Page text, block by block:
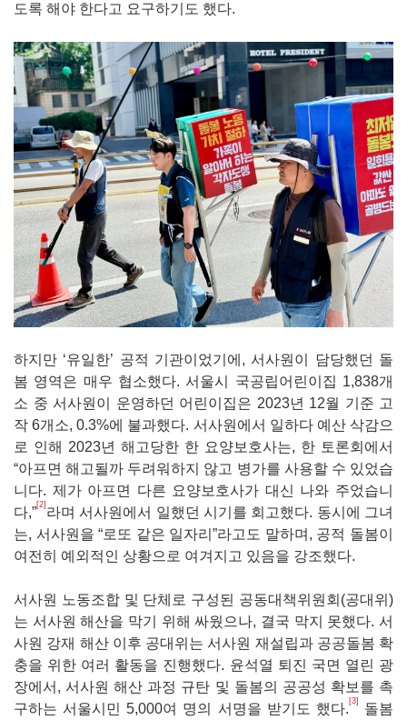
도록 해야 한다고 요구하기도 했다.
하지만 ‘유일한’ 공적 기관이었기에, 서사원이 담당했던 돌
봄 영역은 매우 협소했다. 서울시 국공립어린이집 1,838개
소 중 서사원이 운영하던 어린이집은 2023년 12월 기준 고
작 6개소, 0.3%에 불과했다. 서사원에서 일하다 예산 삭감으
로 인해 2023년 해고당한 한 요양보호사는, 한 토론회에서
“아프면 해고될까 두려워하지 않고 병가를 사용할 수 있었습
니다. 제가 아프면 다른 요양보호사가 대신 나와 주었습니
다,”[2] 라며 서사원에서 일했던 시기를 회고했다. 동시에 그녀
는, 서사원을 “로또 같은 일자리”라고도 말하며, 공적 돌봄이
여전히 예외적인 상황으로 여겨지고 있음을 강조했다.
서사원 노동조합 및 단체로 구성된 공동대책위원회(공대위)
는 서사원 해산을 막기 위해 싸웠으나, 결국 막지 못했다. 서
사원 강재 해산 이후 공대위는 서사원 재설립과 공공돌봄 확
충을 위한 여러 활동을 진행했다. 윤석열 퇴진 국면 열린 광
장에서, 서사원 해산 과정 규탄 및 돌봄의 공공성 확보를 촉
구하는 서울시민 5,000여 명의 서명을 받기도 했다. [3]
돌봄